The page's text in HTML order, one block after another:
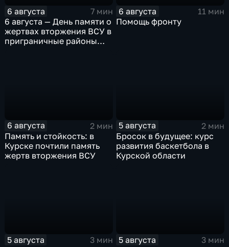
6 августа
7 мин
6 августа — День памяти о
жертвах вторжения ВСУ в
приграничные районы
6 августа
11 мин
Помощь фронту
6 августа
2 мин
Память и стойкость: в
Курске почтили память
жертв вторжения ВСУ
5 августа
2 мин
Бросок в будущее: курс
развития баскетбола в
Курской области
5 августа
3 мин
5 августа
3 мин